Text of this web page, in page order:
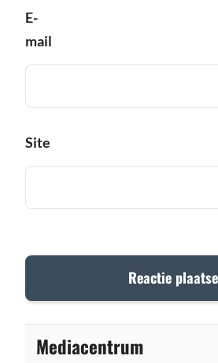
E-
mail
Site
Mediacentrum